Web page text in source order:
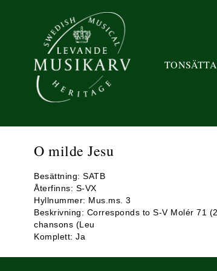
O milde Jesu
Besättning: SATB
Återfinns: S-VX
Hyllnummer: Mus.ms. 3
Beskrivning: Corresponds to S-V Molér 71
chansons (Leu
Komplett: Ja